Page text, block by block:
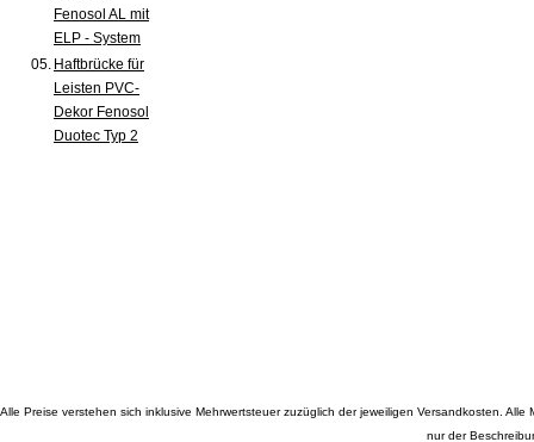
Fenosol AL mit
ELP - System
05. Haftbrücke für
Leisten PVC-
Dekor Fenosol
Duotec Typ 2
Alle Preise verstehen sich inklusive Mehrwertsteuer zuzüglich der jeweiligen Versandkosten.
nur der